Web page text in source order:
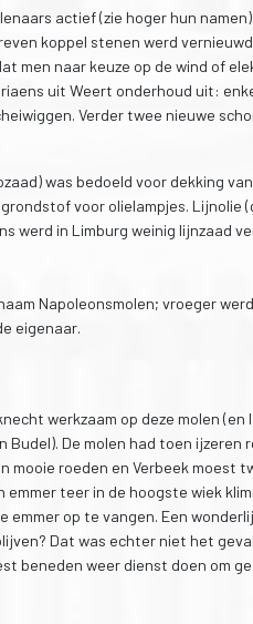
actief (zie hoger hun
koppel stenen werd
men naar keuze op de wind of
uit Weert onderhoud uit:
Verder twee nieuwe
was bedoeld voor dekking
voor olielampjes. Lijnolie
werd in Limburg weinig lijnzaad
Napoleonsmolen; vroeger
eigenaar.
werkzaam op deze molen
Budel). De molen had toen
mooie roeden en Verbeek moest
teer in de hoogste wiek
emmer op te vangen. Een
Dat was echter niet het
beneden weer dienst doen om